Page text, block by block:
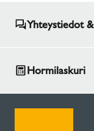
Yhteystiedot
Hormilaskuri